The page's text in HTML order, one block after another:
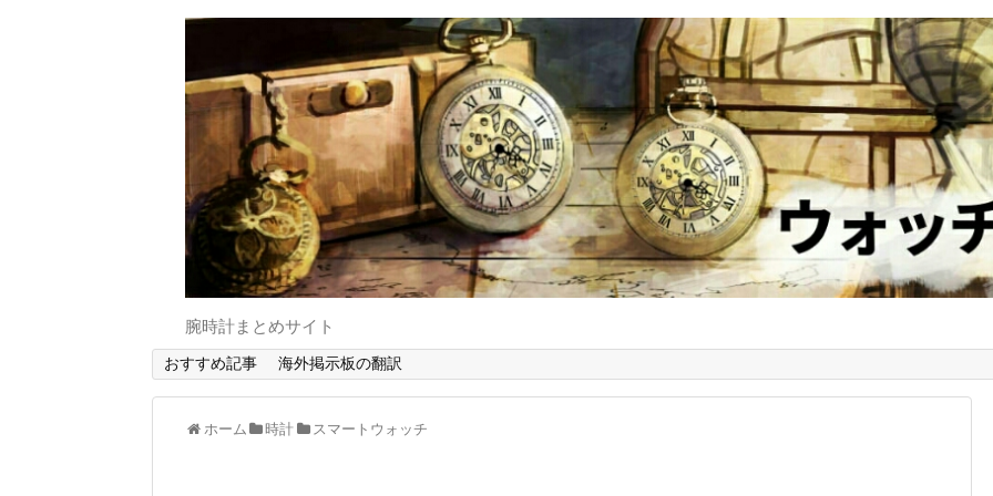
腕時計まとめサイト
おすすめ記事 海外掲示板の翻訳
ホーム 時計 スマートウォッチ